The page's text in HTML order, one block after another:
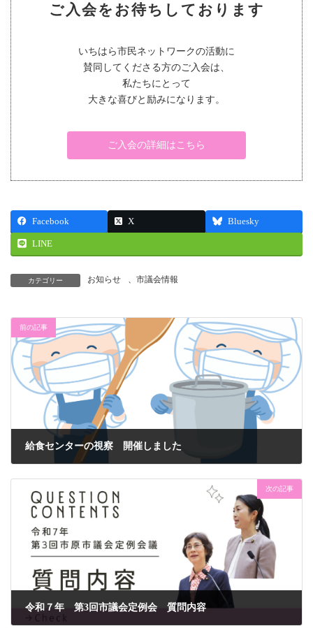
ご入会をお待ちしております
いちはら市民ネットワークの活動に
賛同してくださる方のご入会は、
私たちにとって
大きな喜びと励みになります。
ご入会の詳細はこちら
Facebook X Bluesky
LINE
カテゴリー お知らせ 、 市議会情報
前の記事
給食センターの視察 開催しました
次の記事
令和７年 第3回市議会定例会 質問内容